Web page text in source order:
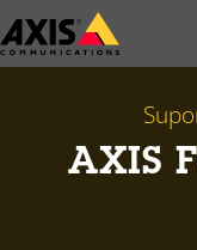
Pular
para
AXIS